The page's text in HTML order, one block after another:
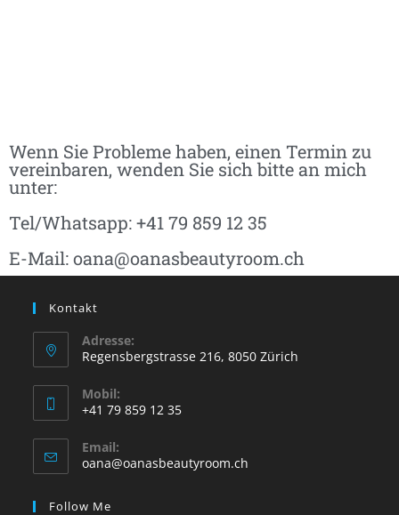
Wenn Sie Probleme haben, einen Termin zu
vereinbaren, wenden Sie sich bitte an mich
unter:
Tel/Whatsapp: +41 79 859 12 35
E-Mail: oana@oanasbeautyroom.ch
Kontakt
Adresse:
Regensbergstrasse 216, 8050 Zürich
Mobil:
+41 79 859 12 35
Email:
oana@oanasbeautyroom.ch
Follow Me